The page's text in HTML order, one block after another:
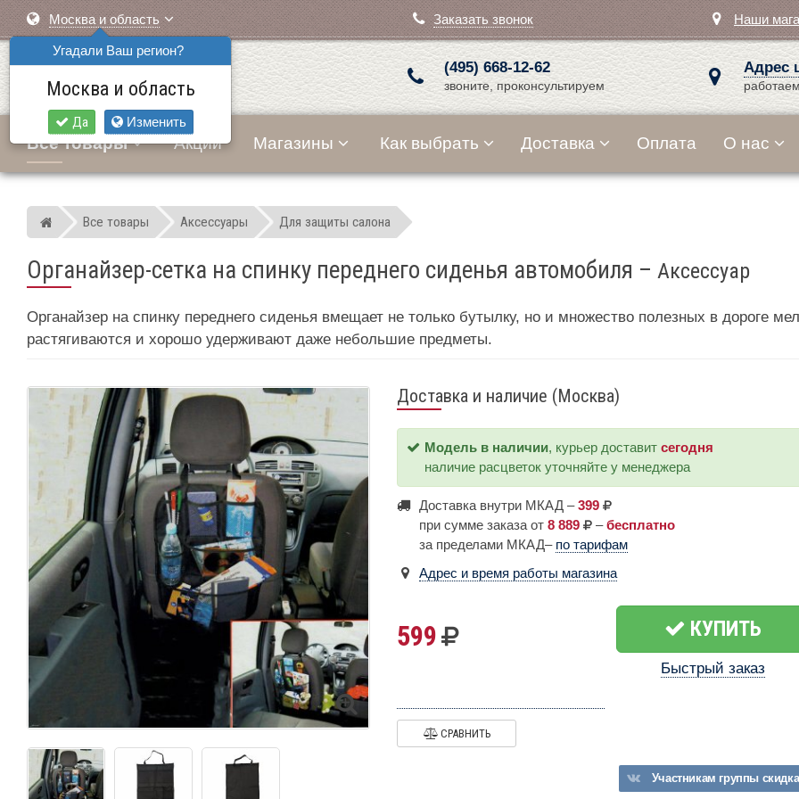
Москва и область
Угадали Ваш регион?
Москва и область
Да Изменить
Заказать звонок Наши
(495) 668-12-62
звоните, проконсультируем
Адрес
Все товары Акции Магазины Как выбрать Доставка Оплата О нас
Мир детских автокресел
Все товары Аксессуары Для защиты салона
Органайзер-сетка на спинку переднего сиденья автомобиля – Аксессуар
Органайзер на спинку переднего сиденья вмещает не только бутылку, но и множество полезных в дороге
растягиваются и хорошо удерживают даже небольшие предметы.
Доставка и наличие (Москва)
Модель в наличии, курьер доставит сегодня
наличие расцветок уточняйте у менеджера
Доставка внутри МКАД –399
при сумме заказа от 8 889 –бесплатно
за пределами МКАД– по тарифам
Адрес и время работы магазина
599 КУПИТЬ
Быстрый заказ
СРАВНИТЬ
Участникам группы скидка